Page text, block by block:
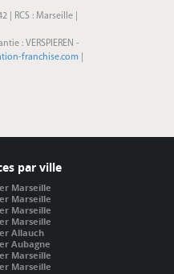
| RCS : Marseille |
: VERSPIEREN -
franchise.com
par ville
Marseille
Marseille
Marseille
Marseille
Allauch
Aubagne
Marseille
Marseille